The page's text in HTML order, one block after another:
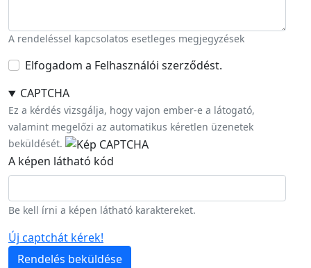
A rendeléssel kapcsolatos esetleges megjegyzések
Elfogadom a Felhasználói szerződést.
CAPTCHA
Ez a kérdés vizsgálja, hogy vajon ember-e a látogató,
valamint megelőzi az automatikus kéretlen üzenetek
beküldését.
A képen látható kód
Be kell írni a képen látható karaktereket.
Új captchát kérek!
Rendelés beküldése